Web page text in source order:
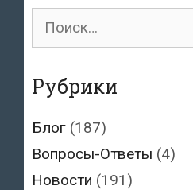
выдаче
Поиск
Рубрики
Блог (187)
Вопросы-Ответы (4)
Новости (191)